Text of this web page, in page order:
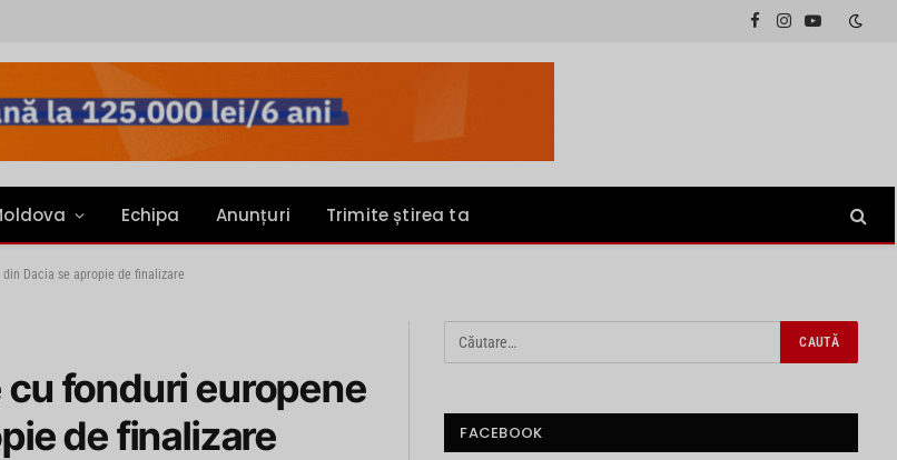
Facebook
InstagramYouTube
Echipa Anunțuri Trimite știrea ta
Dacia se apropie de finalizare
fonduri europene
de finalizare
FACEBOOK